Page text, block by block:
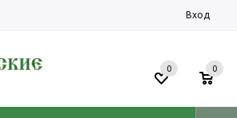
Вход
0 0